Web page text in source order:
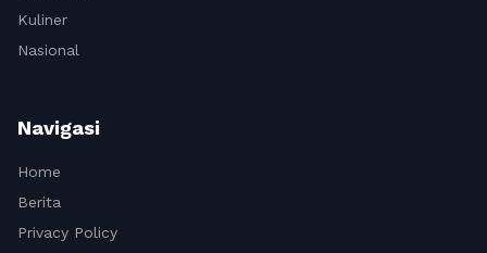
Kuliner
Nasional
Navigasi
Home
Berita
Privacy Policy